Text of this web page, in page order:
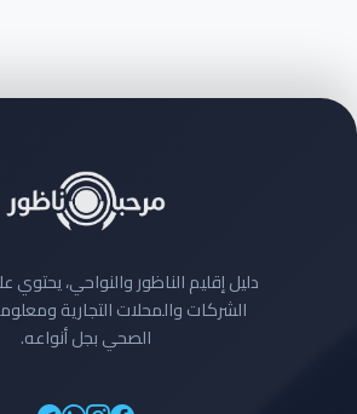
دليل إقليم الناظور والنواحي،
الشركات والمحلات التجارية
الصحي بجل أنواعه.